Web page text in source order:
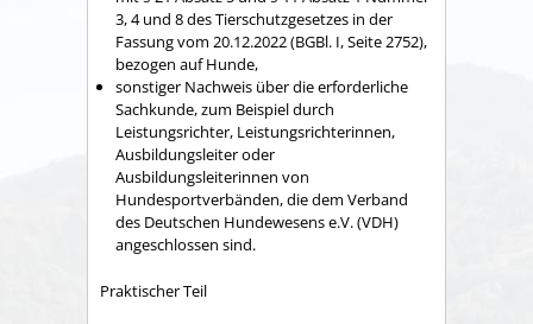
3, 4 und 8 des Tierschutzgesetzes in der
Fassung vom 20.12.2022 (BGBl. I, Seite 2752),
bezogen auf Hunde,
sonstiger Nachweis über die erforderliche
Sachkunde, zum Beispiel durch
Leistungsrichter, Leistungsrichterinnen,
Ausbildungsleiter oder
Ausbildungsleiterinnen von
Hundesportverbänden, die dem Verband
des Deutschen Hundewesens e.V. (VDH)
angeschlossen sind.
Praktischer Teil